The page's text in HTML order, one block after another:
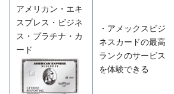
アメリカン・エキ
スプレス・ビジネ
ス・プラチナ・カ
ード
・アメックスビジ
ネスカードの最高
ランクのサービス
を体験できる